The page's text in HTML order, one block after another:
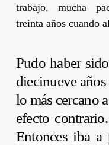
trabajo, mucha
treinta años cuando
Pudo haber
diecinueve
lo más cercano
efecto
Entonces iba a